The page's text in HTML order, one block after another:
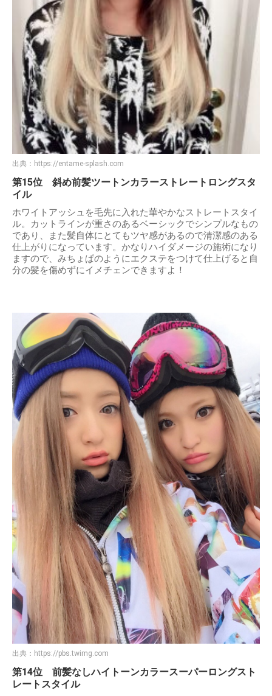
出典： https://entame-splash.com
第15位 斜め前髪ツートンカラーストレートロングスタ
イル
ホワイトアッシュを毛先に入れた華やかなストレートスタイ
ル。カットラインが重さのあるベーシックでシンプルなもの
であり、また髪自体にとてもツヤ感があるので清潔感のある
仕上がりになっています。かなりハイダメージの施術になり
ますので、みちょぱのようにエクステをつけて仕上げると自
分の髪を傷めずにイメチェンできますよ！
出典： https://pbs.twimg.com
第14位 前髪なしハイトーンカラースーパーロングスト
レートスタイル